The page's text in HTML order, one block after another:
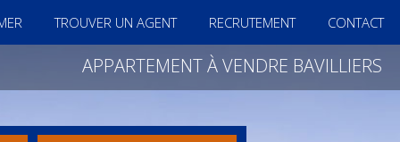
TROUVER UN AGENT RECRUTEMENT CONTACT
APPARTEMENT À VENDRE BAVILLIERS